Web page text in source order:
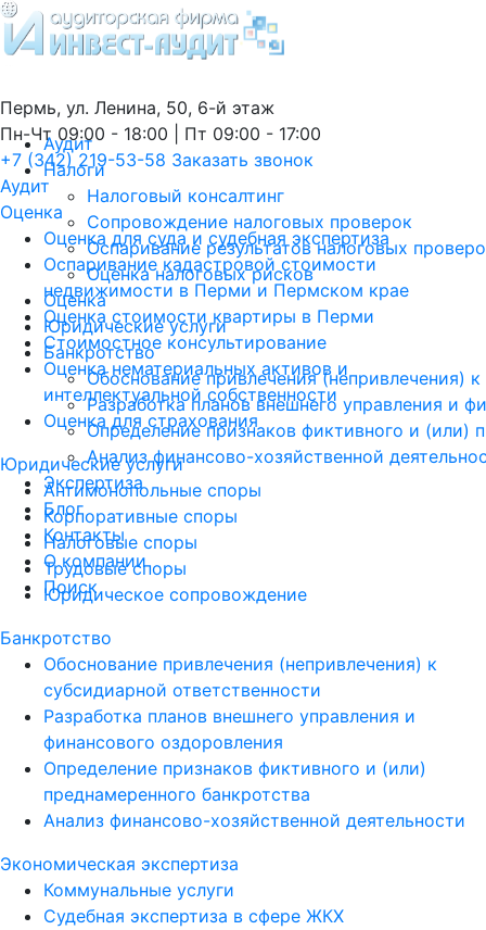
Пермь, ул. Ленина, 50, 6-й этаж
Пн-Чт 09:00 - 18:00 | Пт 09:00 - 17:00
+7 (342) 219-53-58 Заказать звонок
Аудит
Оценка
Оценка для суда и судебная экспертиза
Оспаривание кадастровой стоимости
недвижимости в Перми и Пермском крае
Оценка стоимости квартиры в Перми
Стоимостное консультирование
Оценка нематериальных активов и
интеллектуальной собственности
Оценка для страхования
Юридические услуги
Антимонопольные споры
Корпоративные споры
Налоговые споры
Трудовые споры
Юридическое сопровождение
Банкротство
Обоснование привлечения (непривлечения) к
субсидиарной ответственности
Разработка планов внешнего управления и
финансового оздоровления
Определение признаков фиктивного и (или)
преднамеренного банкротства
Анализ финансово-хозяйственной деятельности
Экономическая экспертиза
Коммунальные услуги
Судебная экспертиза в сфере ЖКХ
Аудит
Налоги
Налоговый консалтинг
Сопровождение налоговых проверок
Оспаривание результатов налоговых
Оценка налоговых рисков
Оценка
Юридические услуги
Банкротство
Обоснование привлечения (непривлечения)
Разработка планов внешнего управления и
Определение признаков фиктивного и (или)
Анализ финансово-хозяйственной
Экспертиза
Блог
Контакты
О компании
Поиск